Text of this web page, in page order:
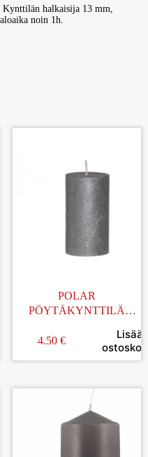
halkaisija 13 mm,
noin 1h.
POLAR
PÖYTÄKYNTTILÄ
6,5x12CM
4.50 €
Lisää